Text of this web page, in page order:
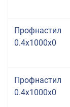
Профнастил
0.4x1000x0
Профнастил
0.4x1000x0